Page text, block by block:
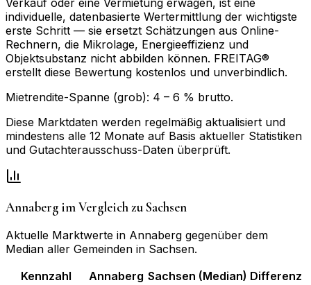
individuelle, datenbasierte Wertermittlung der wichtigste
erste Schritt — sie ersetzt Schätzungen aus Online-
Rechnern, die Mikrolage, Energieeffizienz und
Objektsubstanz nicht abbilden können. FREITAG®
erstellt diese Bewertung kostenlos und unverbindlich.
Mietrendite-Spanne (grob): 4 – 6 % brutto.
Diese Marktdaten werden regelmäßig aktualisiert und
mindestens alle 12 Monate auf Basis aktueller Statistiken
und Gutachterausschuss-Daten überprüft.
Annaberg im Vergleich zu Sachsen
Aktuelle Marktwerte in Annaberg gegenüber dem
Median aller Gemeinden in Sachsen.
Kennzahl
Annaberg Sachsen (Median) Differenz